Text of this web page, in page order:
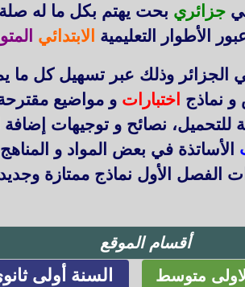
جزائري بحت يهتم بكل ما له صلة
الأطوار التعليمية
الابتدائي
وذلك عبر تسهيل كل ما
نماذج اختبارات و مواضيع
للتحميل، نصائح و توجيهات
الأساتذة في بعض المواد و المناهج
الفصل الأول نماذج ممتازة
أقسام الموقع
متوسط السنة أولى